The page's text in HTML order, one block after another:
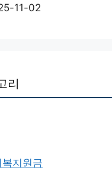
11-02
리
복지원금